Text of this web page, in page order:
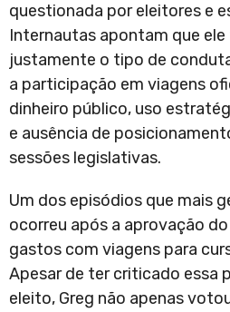
questionada por eleitores e
Internautas apontam que
justamente o tipo de
a participação em viagens
dinheiro público, uso
e ausência de
sessões legislativas.
Um dos episódios que mais
ocorreu após a aprovação
gastos com viagens para
Apesar de ter criticado essa
eleito, Greg não apenas